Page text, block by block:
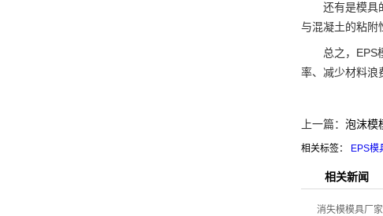
还有是模具的
与混凝土的粘附
总之，EPS模
率、减少材料浪
上一篇： 泡沫模
相关标签： EPS模
相关新闻
消失模模具厂